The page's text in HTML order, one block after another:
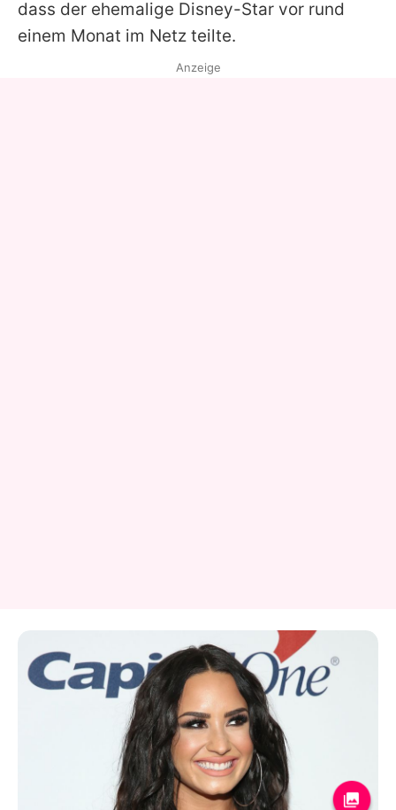
dass der ehemalige Disney-Star vor rund
einem Monat im Netz teilte.
Anzeige